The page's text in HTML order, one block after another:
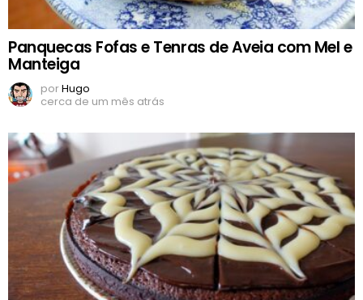
Panquecas Fofas e Tenras de Aveia com Mel e
Manteiga
porHugo
cerca de um mês atrás